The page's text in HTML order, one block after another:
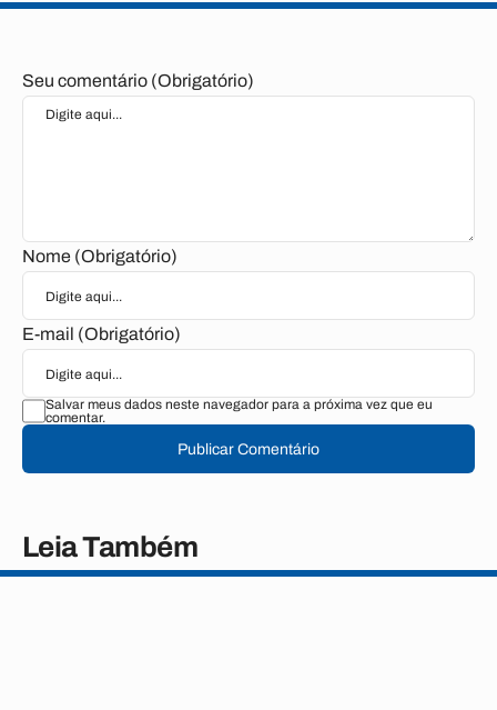
Seu comentário (Obrigatório)
Nome (Obrigatório)
E-mail (Obrigatório)
Salvar meus dados neste navegador para a próxima vez que eu
comentar.
Publicar Comentário
Leia Também